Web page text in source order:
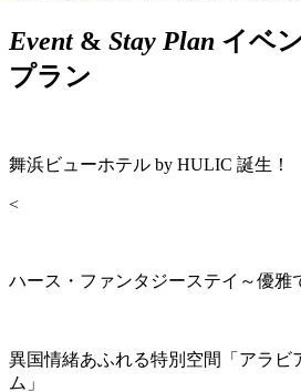
Event& Stay Plan イベ
プラン
舞浜ビューホテル by HULIC 誕生！
<
ハース・ファンタジーステイ～優雅
異国情緒あふれる特別空間「アラビ
ム」